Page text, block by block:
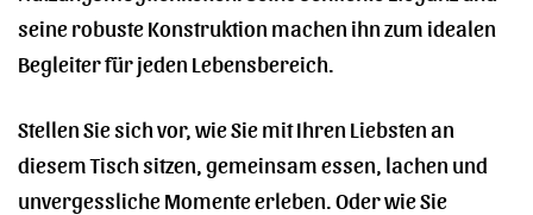
seine robuste Konstruktion machen ihn zum idealen
Begleiter für jeden Lebensbereich.
Stellen Sie sich vor, wie Sie mit Ihren Liebsten an
diesem Tisch sitzen, gemeinsam essen, lachen und
unvergessliche Momente erleben. Oder wie Sie